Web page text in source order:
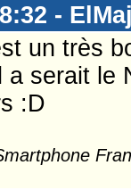
-
un très
a serait le
:D